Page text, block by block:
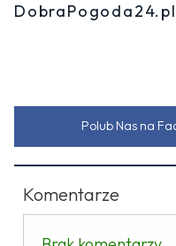
DobraPogoda24.pl
Polub Nas na
Komentarze